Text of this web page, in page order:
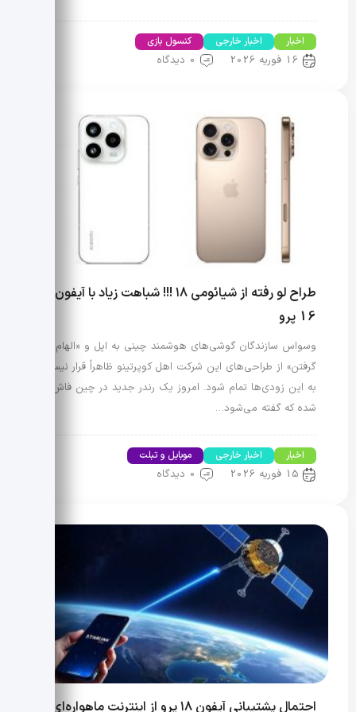
اخبار اخبار خارجی کنسول بازی
16 فوریه 2026 0 دیدگاه
طراح لو رفته از شیائومی ۱۸ !!! شباهت زیاد با آیفون
16 پرو
وسواس سازندگان گوشی‌های هوشمند چینی به اپل و «الهام
گرفتن» از طراحی‌های این شرکت اهل کوپرتینو ظاهراً قرار نیست
به این زودی‌ها تمام شود. امروز یک رندر جدید در چین فاش
شده که گفته می‌شود…
اخبار اخبار خارجی موبایل و تبلت
15 فوریه 2026 0 دیدگاه
احتمال پشتیبانی آیفون ۱۸ پرو از اینترنت ماهواره‌ای